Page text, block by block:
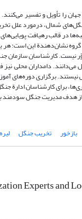
جنگل‌ها و 2. دامداران محلی در حوزة
در قالب رهیافت
نشان‌‌دهندة این است: هر
کارشناسان سازمان
دامداران محلی
برگزاری دوره‌های
برای کارشناسان ادارة
هدف مدیریت جنگل سودمند
بازخور تخریب جنگل
Experts and